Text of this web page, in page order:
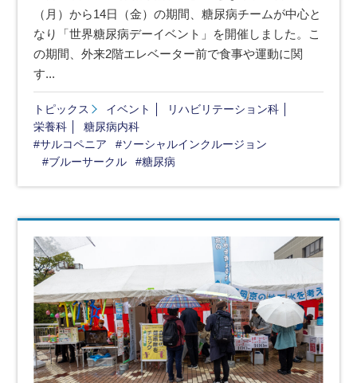
（月）から14日（金）の期間、糖尿病チームが中心と
なり「世界糖尿病デーイベント」を開催しました。こ
の期間、外来2階エレベーター前で食事や運動に関
す...
トピックス イベント
リハビリテーション科
栄養科
糖尿病内科
#サルコペニア
#ソーシャルインクルージョン
#ブルーサークル
#糖尿病